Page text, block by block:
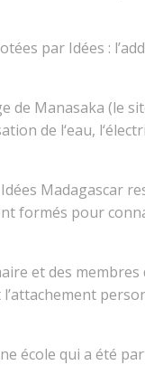
par Idées :
de Manasaka (le
de l‘eau,
Madagascar
formés pour
et des membres
école qui a été